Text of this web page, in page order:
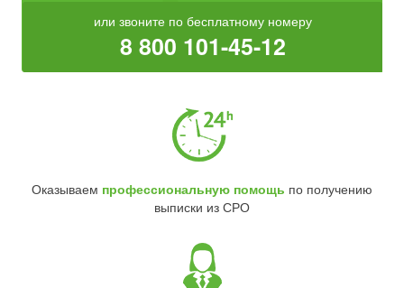
или звоните по бесплатному номеру
8 800 101-45-12
Оказываем профессиональную помощь по получению
выписки из СРО